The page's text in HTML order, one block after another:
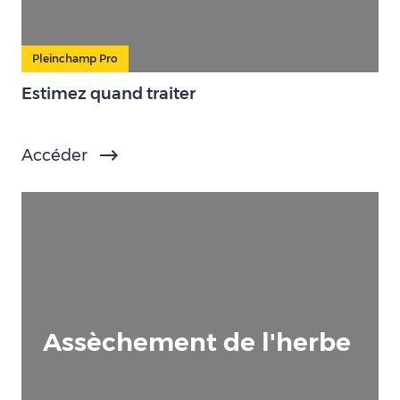
Pleinchamp Pro
Estimez quand traiter
Accéder
Assèchement de l'herbe